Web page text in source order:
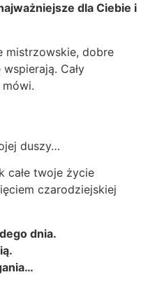
dla Ciebie i
mistrzowskie, dobre
Cały
duszy…
całe twoje życie
czarodziejskiej
dnia.